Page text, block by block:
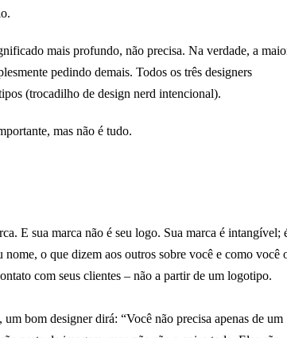
mais profundo, não precisa. Na verdade, a
pedindo demais. Todos os três designers
(trocadilho de design nerd intencional).
mas não é tudo.
E sua marca não é seu logo. Sua marca é intangível;
nome, o que dizem aos outros sobre você e como você
com seus clientes – não a partir de um logotipo.
bom designer dirá: “Você não precisa apenas de um